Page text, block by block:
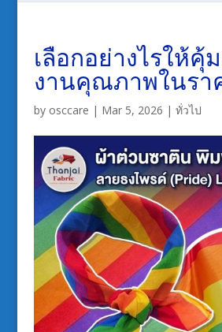
เลือกอย่างไรให้คุ้
งานคุณภาพในร
by osccare | Mar 5, 2026 | ทั่วไป